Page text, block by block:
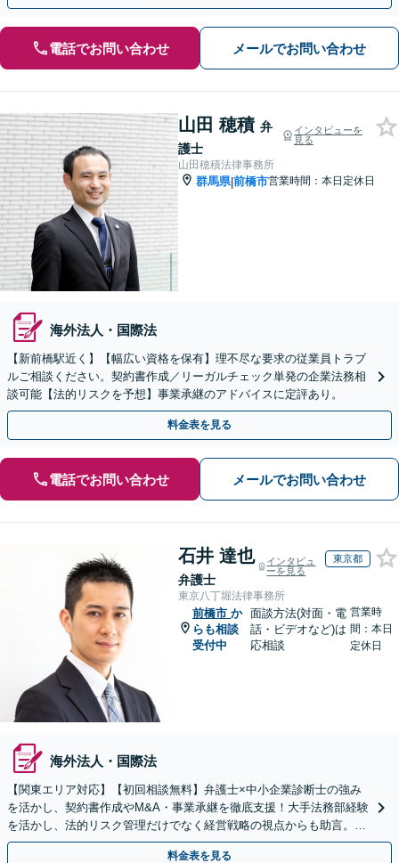
電話でお問い合わせ メールでお問い合わせ
山田 穂積 弁
護士
インタビューを
見る
山田穂積法律事務所
群馬県|前橋市営業時間：本日定休日
海外法人・国際法
【新前橋駅近く】【幅広い資格を保有】理不尽な要求の従業員トラブ
ルご相談ください。契約書作成／リーガルチェック単発の企業法務相
談可能【法的リスクを予想】事業承継のアドバイスに定評あり。
料金表を見る
電話でお問い合わせ メールでお問い合わせ
石井 達也
弁護士
インタビュ
ーを見る
東京都
東京八丁堀法律事務所
前橋市 か
らも相談
受付中
面談方法(対面・電
話・ビデオなど)は
応相談
営業時
間：本日
定休日
海外法人・国際法
【関東エリア対応】【初回相談無料】弁護士×中小企業診断士の強み
を活かし、契約書作成やM&A・事業承継を徹底支援！大手法務部経験
を活かし、法的リスク管理だけでなく経営戦略の視点からも助言。攻
めと守りの法務で、企業のさらなる成長に貢献します。
料金表を見る